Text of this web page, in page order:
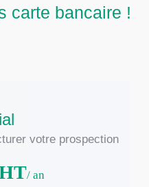
carte bancaire !
votre prospection
/ an